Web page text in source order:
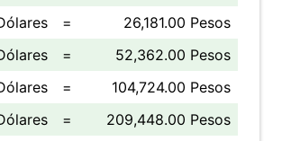
=
26,181.00 Pesos
=
52,362.00 Pesos
=
104,724.00 Pesos
=
209,448.00 Pesos